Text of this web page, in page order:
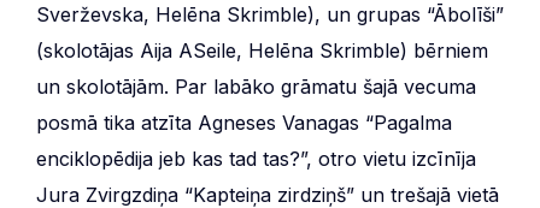
Sverževska, Helēna Skrimble), un grupas “Ābolīši”
(skolotājas Aija ASeile, Helēna Skrimble) bērniem
un skolotājām. Par labāko grāmatu šajā vecuma
posmā tika atzīta Agneses Vanagas “Pagalma
enciklopēdija jeb kas tad tas?”, otro vietu izcīnīja
Jura Zvirgzdiņa “Kapteiņa zirdziņš” un trešajā vietā